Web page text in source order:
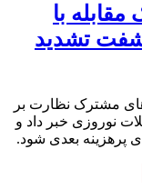
با
تشدید
مشترک نظارت بر
نوروزی خبر داد و
پرهزینه بعدی شود.